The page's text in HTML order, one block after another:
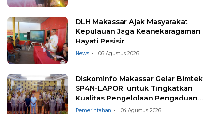
DLH Makassar Ajak Masyarakat
Kepulauan Jaga Keanekaragaman
Hayati Pesisir
News 06 Agustus 2026
Diskominfo Makassar Gelar Bimtek
SP4N-LAPOR! untuk Tingkatkan
Kualitas Pengelolaan Pengaduan
Masyarakat
Pemerintahan 04 Agustus 2026